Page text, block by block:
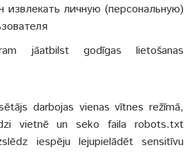
личную (персональную)
jāatbilst godīgas lietošanas
darbojas vienas vītnes režīmā,
vietnē un seko faila robots.txt
iespēju lejupielādēt sensitīvu